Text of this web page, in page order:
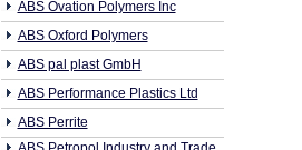
ABS Ovation Polymers Inc
ABS Oxford Polymers
ABS pal plast GmbH
ABS Performance Plastics Ltd
ABS Perrite